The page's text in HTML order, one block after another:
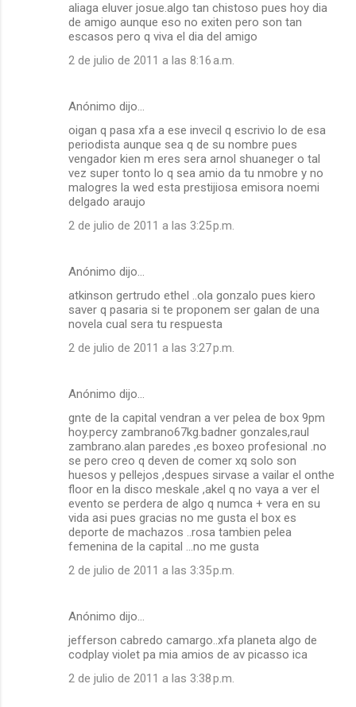
aliaga eluver josue.algo tan chistoso pues hoy dia
de amigo aunque eso no exiten pero son tan
escasos pero q viva el dia del amigo
2 de julio de 2011 a las 8:16 a.m.
Anónimo dijo…
oigan q pasa xfa a ese invecil q escrivio lo de esa
periodista aunque sea q de su nombre pues
vengador kien m eres sera arnol shuaneger o tal
vez super tonto lo q sea amio da tu nmobre y no
malogres la wed esta prestijiosa emisora noemi
delgado araujo
2 de julio de 2011 a las 3:25 p.m.
Anónimo dijo…
atkinson gertrudo ethel ..ola gonzalo pues kiero
saver q pasaria si te proponem ser galan de una
novela cual sera tu respuesta
2 de julio de 2011 a las 3:27 p.m.
Anónimo dijo…
gnte de la capital vendran a ver pelea de box 9pm
hoy.percy zambrano67kg.badner gonzales,raul
zambrano.alan paredes ,es boxeo profesional .no
se pero creo q deven de comer xq solo son
huesos y pellejos ,despues sirvase a vailar el onthe
floor en la disco meskale ,akel q no vaya a ver el
evento se perdera de algo q numca + vera en su
vida asi pues gracias no me gusta el box es
deporte de machazos ..rosa tambien pelea
femenina de la capital ...no me gusta
2 de julio de 2011 a las 3:35 p.m.
Anónimo dijo…
jefferson cabredo camargo..xfa planeta algo de
codplay violet pa mia amios de av picasso ica
2 de julio de 2011 a las 3:38 p.m.